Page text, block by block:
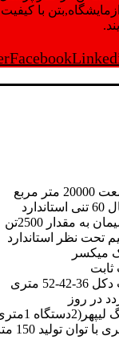
با
Facebook
مربع
مقدار 2500تن
تحت نظر استاندارد
در روز
دستگاه